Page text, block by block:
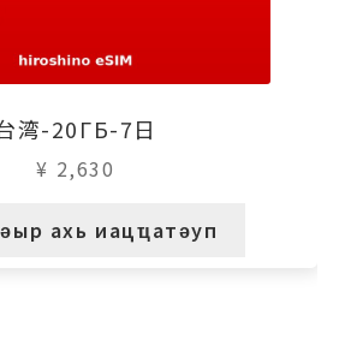
湾-20ГБ-7日
¥ 2,630
ахь иацҵатәуп